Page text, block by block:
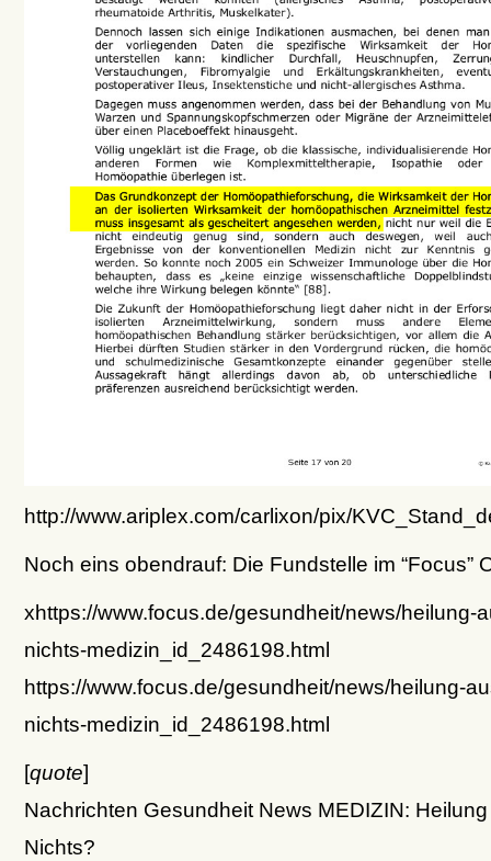
http://www.ariplex.com/carlixon/pix/
Noch eins obendrauf: Die Fundstelle im “Focus”
xhttps://www.focus.de/gesundheit/news/heilung-
nichts-medizin_id_2486198.html
https://www.focus.de/gesundheit/news/heilung-
nichts-medizin_id_2486198.html
[quote]
Nachrichten Gesundheit News MEDIZIN:
Nichts?